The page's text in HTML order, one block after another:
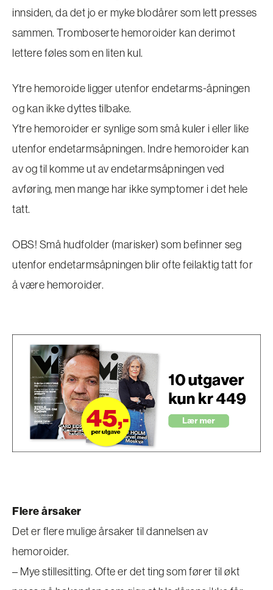
innsiden, da det jo er myke blodårer som lett presses
sammen. Tromboserte hemoroider kan derimot
lettere føles som en liten kul.
Ytre hemoroide ligger utenfor endetarms-åpningen
og kan ikke dyttes tilbake.
Ytre hemoroider er synlige som små kuler i eller like
utenfor endetarmsåpningen. Indre hemoroider kan
av og til komme ut av endetarmsåpningen ved
avføring, men mange har ikke symptomer i det hele
tatt.
OBS! Små hudfolder (marisker) som befinner seg
utenfor endetarmsåpningen blir ofte feilaktig tatt for
å være hemoroider.
Flere årsaker
Det er flere mulige årsaker til dannelsen av
hemoroider.
– Mye stillesitting. Ofte er det ting som fører til økt